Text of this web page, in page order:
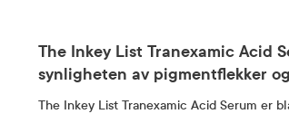
The Inkey List Tranexamic Acid
synligheten av pigmentflekker
The Inkey List Tranexamic Acid Serum er